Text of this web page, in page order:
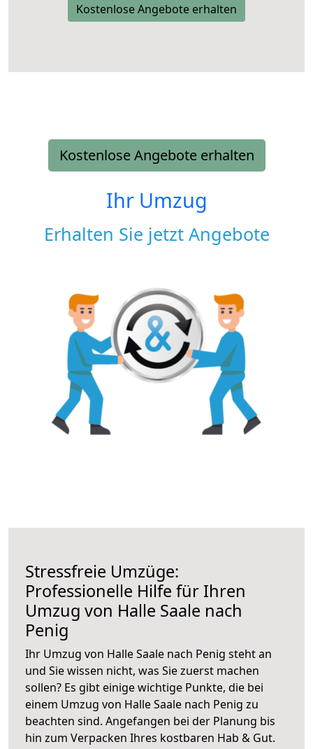
Kostenlose Angebote erhalten
Kostenlose Angebote erhalten
Ihr Umzug
Erhalten Sie jetzt Angebote
Stressfreie Umzüge:
Professionelle Hilfe für Ihren
Umzug von Halle Saale nach
Penig
Ihr Umzug von Halle Saale nach Penig steht an
und Sie wissen nicht, was Sie zuerst machen
sollen? Es gibt einige wichtige Punkte, die bei
einem Umzug von Halle Saale nach Penig zu
beachten sind. Angefangen bei der Planung bis
hin zum Verpacken Ihres kostbaren Hab & Gut.